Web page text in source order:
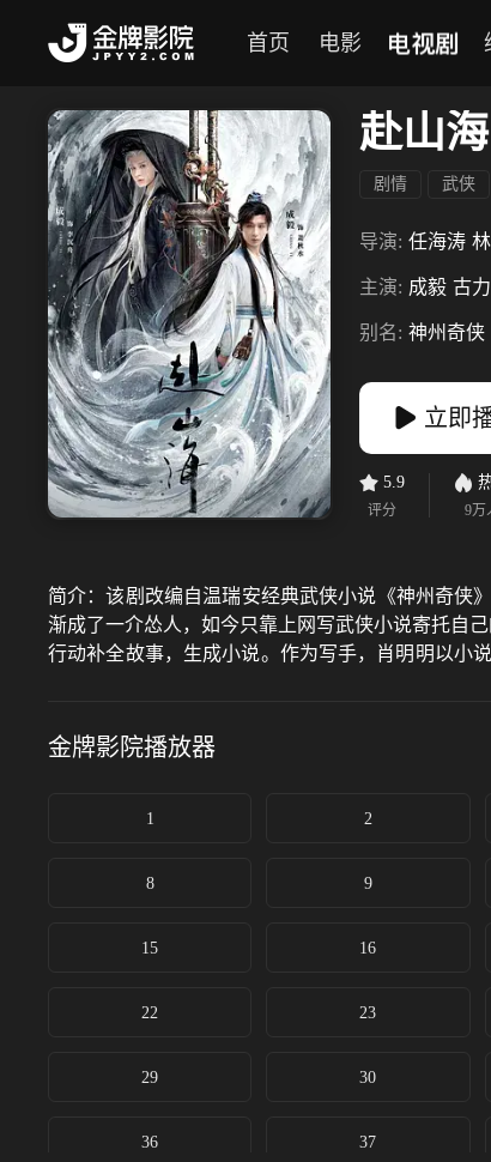
首页 电影 电视剧
赴山海
剧情 武侠
导演: 任海涛
主演: 成毅 古
别名: 神州奇侠
立即
5.9
评分 9万
简介：该剧改编自温瑞安经典武侠小说《神州奇侠
渐成了一介怂人，如今只靠上网写武侠小说寄托自
行动补全故事，生成小说。作为写手，肖明明以小
金牌影院播放器
1 2
8 9
15 16
22 23
29 30
36 37